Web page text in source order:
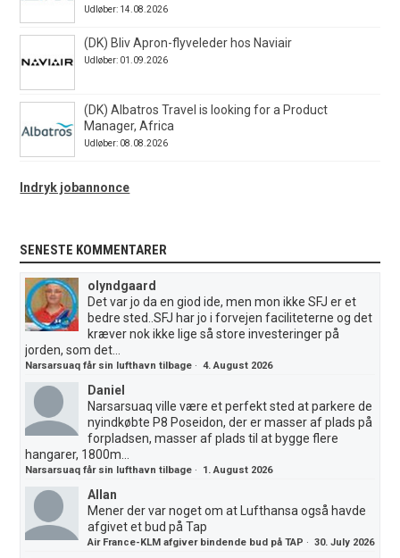
Udløber: 14.08.2026
(DK) Bliv Apron-flyveleder hos Naviair
Udløber: 01.09.2026
(DK) Albatros Travel is looking for a Product
Manager, Africa
Udløber: 08.08.2026
Indryk jobannonce
SENESTE KOMMENTARER
olyndgaard
Det var jo da en giod ide, men mon ikke SFJ er et
bedre sted..SFJ har jo i forvejen faciliteterne og det
kræver nok ikke lige så store investeringer på
jorden, som det...
Narsarsuaq får sin lufthavn tilbage ·4. August 2026
Daniel
Narsarsuaq ville være et perfekt sted at parkere de
nyindkøbte P8 Poseidon, der er masser af plads på
forpladsen, masser af plads til at bygge flere
hangarer, 1800m...
Narsarsuaq får sin lufthavn tilbage · 1. August 2026
Allan
Mener der var noget om at Lufthansa også havde
afgivet et bud på Tap
Air France-KLM afgiver bindende bud på TAP ·30. July 2026